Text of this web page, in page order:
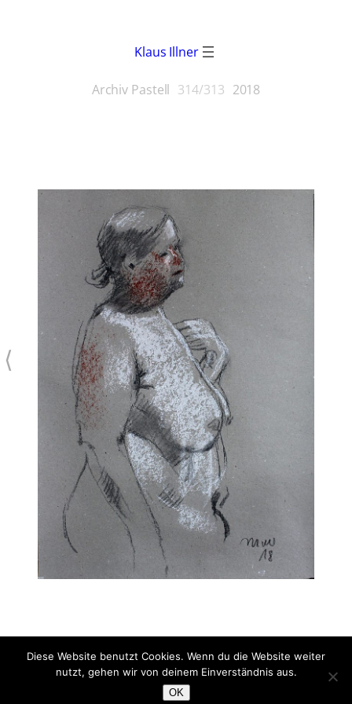
Klaus Illner
Archiv Pastell 314/313 2018
Gesa nachdenklich
Kohle/Kreide/Rötel
⟨
Diese Website benutzt Cookies. Wenn du die Website weiter
nutzt, gehen wir von deinem Einverständnis aus.
OK